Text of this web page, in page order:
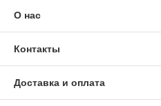
О нас
Контакты
Доставка и оплата